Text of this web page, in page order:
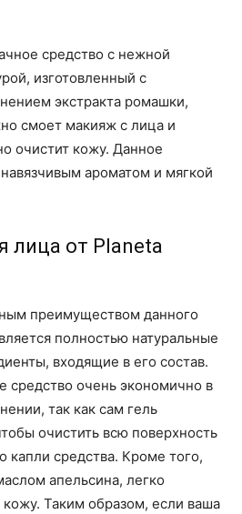
средство с нежной
изготовленный с
экстракта ромашки,
смоет макияж с лица и
очистит кожу. Данное
ароматом и мягкой
лица от Planeta
преимуществом данного
полностью натуральные
входящие в его состав.
средство очень экономично в
так как сам гель
очистить всю поверхность
капли средства. Кроме того,
апельсина, легко
Таким образом, если ваша